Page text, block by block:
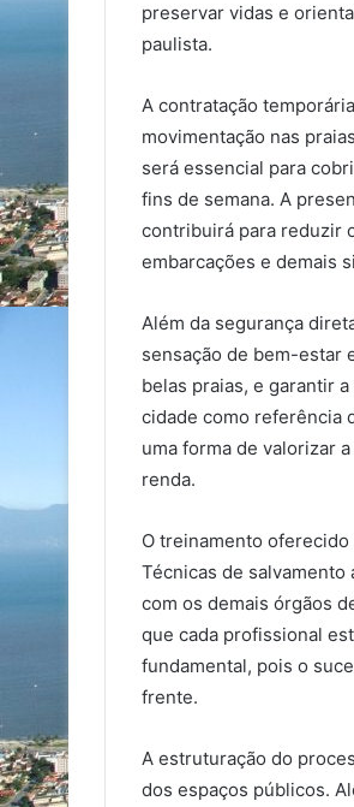
preservar vidas e
paulista.
A contratação
movimentação nas
será essencial para
fins de semana. A
contribuirá para reduzir
embarcações e demais
Além da segurança
sensação de bem-estar
belas praias, e garantir
cidade como referência
uma forma de valorizar
renda.
O treinamento
Técnicas de
com os demais órgãos
que cada profissional
fundamental, pois o
frente.
A estruturação do
dos espaços públicos.